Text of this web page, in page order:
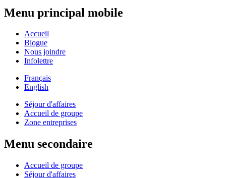
Menu principal mobile
Accueil
Blogue
Nous joindre
Infolettre
Français
English
Séjour d'affaires
Accueil de groupe
Zone entreprises
Menu secondaire
Accueil de groupe
Séjour d'affaires